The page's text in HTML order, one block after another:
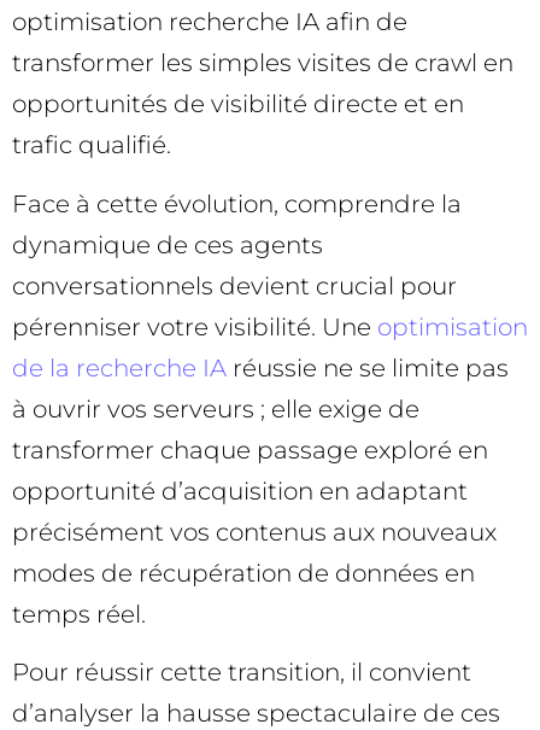
optimisation recherche IA afin de
transformer les simples visites de crawl en
opportunités de visibilité directe et en
trafic qualifié.
Face à cette évolution, comprendre la
dynamique de ces agents
conversationnels devient crucial pour
pérenniser votre visibilité. Une optimisation
de la recherche IA réussie ne se limite pas
à ouvrir vos serveurs ; elle exige de
transformer chaque passage exploré en
opportunité d’acquisition en adaptant
précisément vos contenus aux nouveaux
modes de récupération de données en
temps réel.
Pour réussir cette transition, il convient
d’analyser la hausse spectaculaire de ces